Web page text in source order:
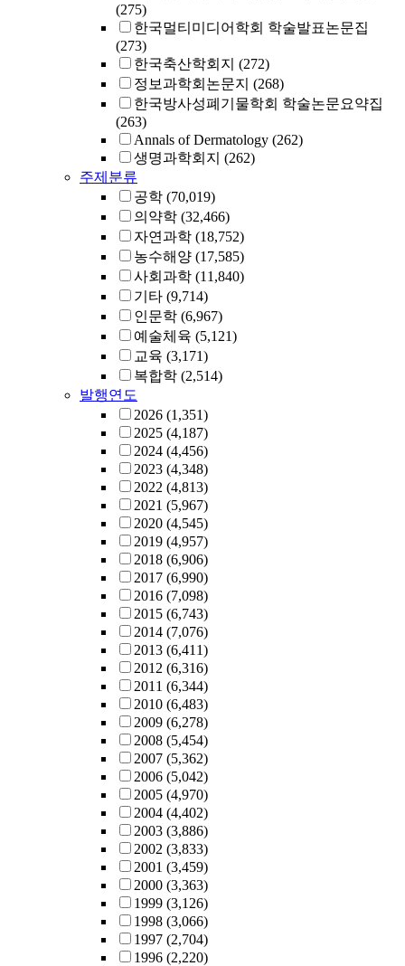
(275)
한국멀티미디어학회 학술발표논문집
(273)
한국축산학회지 (272)
정보과학회논문지 (268)
한국방사성폐기물학회 학술논문요약집
(263)
Annals of Dermatology (262)
생명과학회지 (262)
주제분류
공학 (70,019)
의약학 (32,466)
자연과학 (18,752)
농수해양 (17,585)
사회과학 (11,840)
기타 (9,714)
인문학 (6,967)
예술체육 (5,121)
교육 (3,171)
복합학 (2,514)
발행연도
2026 (1,351)
2025 (4,187)
2024 (4,456)
2023 (4,348)
2022 (4,813)
2021 (5,967)
2020 (4,545)
2019 (4,957)
2018 (6,906)
2017 (6,990)
2016 (7,098)
2015 (6,743)
2014 (7,076)
2013 (6,411)
2012 (6,316)
2011 (6,344)
2010 (6,483)
2009 (6,278)
2008 (5,454)
2007 (5,362)
2006 (5,042)
2005 (4,970)
2004 (4,402)
2003 (3,886)
2002 (3,833)
2001 (3,459)
2000 (3,363)
1999 (3,126)
1998 (3,066)
1997 (2,704)
1996 (2,220)